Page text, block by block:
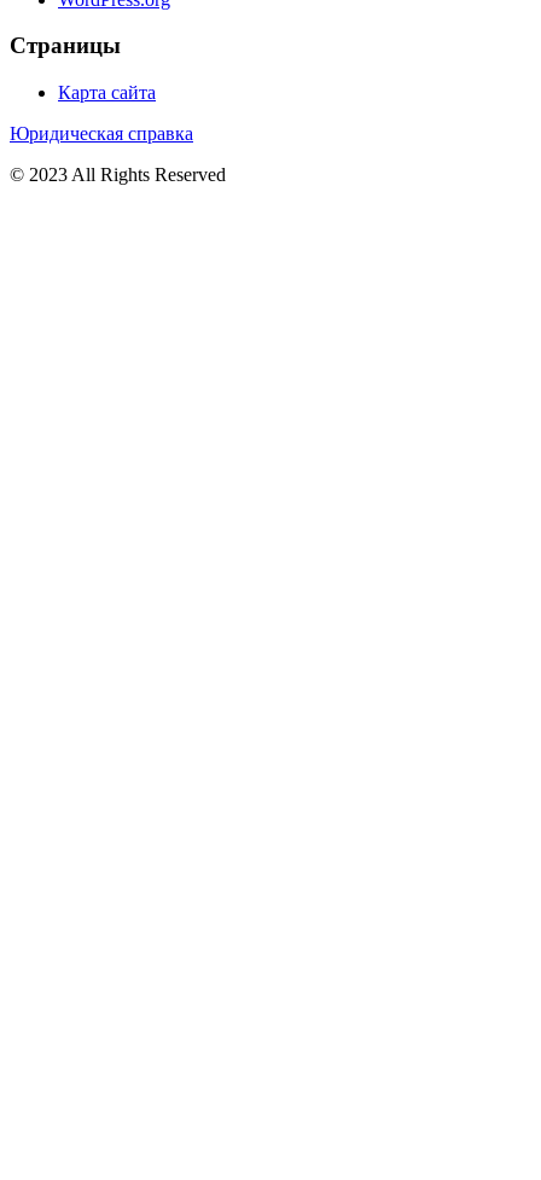
Страницы
Карта сайта
Юридическая справка
© 2023 All Rights Reserved